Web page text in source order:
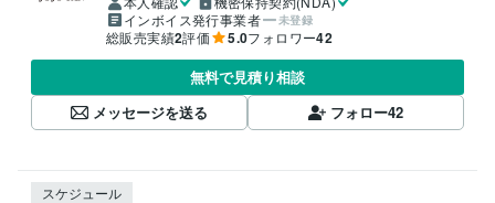
インボイス発行事業者
未登録
総販売実績2評価 5.0フォロワー42
無料で見積り相談
メッセージを送る
フォロー42
スケジュール